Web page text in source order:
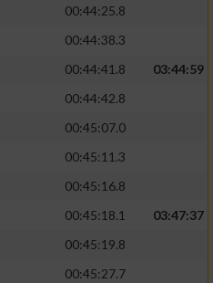
00:44:25.8
00:44:38.3
00:44:41.8
03:44:59
00:44:42.8
00:45:07.0
00:45:11.3
00:45:16.8
00:45:18.1
03:47:37
00:45:19.8
00:45:27.7